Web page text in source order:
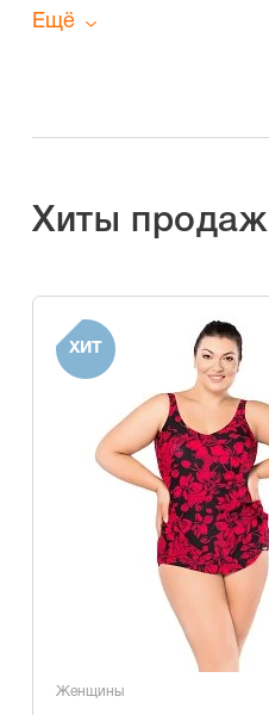
Ещё
Хиты продаж
ХИТ
Женщины